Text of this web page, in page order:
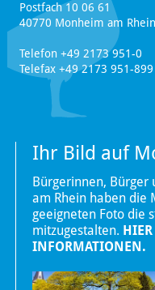
Postfach 10 06 61
40770 Monheim am Rhein
Telefon +49 2173 951-0
Telefax +49 2173 951-899
Ihr Bild auf
Bürgerinnen, Bürger
am Rhein haben die
geeigneten Foto die
mitzugestalten.
INFORMATIONEN.